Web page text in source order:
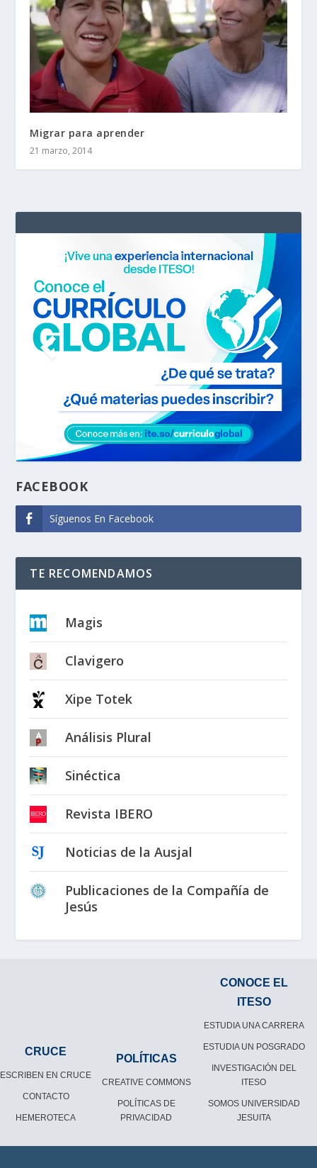
Migrar para aprender
21 marzo, 2014
FACEBOOK
Síguenos En Facebook
TE RECOMENDAMOS
Magis
Clavigero
Xipe Totek
Análisis Plural
Sinéctica
Revista IBERO
Noticias de la Ausjal
Publicaciones de la Compañía de
Jesús
CRUCE
ESCRIBEN EN CRUCE
CONTACTO
HEMEROTECA
POLÍTICAS
CREATIVE COMMONS
POLÍTICAS DE
PRIVACIDAD
CONOCE EL
ITESO
ESTUDIA UNA CARRERA
ESTUDIA UN POSGRADO
INVESTIGACIÓN DEL
ITESO
SOMOS UNIVERSIDAD
JESUITA